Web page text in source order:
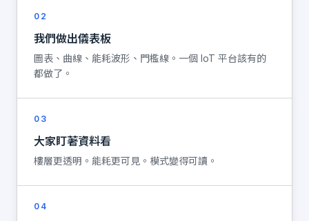
02
我們做出儀表板
圖表、曲線、能耗波形、門檻線。一個 IoT 平台該有的
都做了。
03
大家盯著資料看
樓層更透明。能耗更可見。模式變得可讀。
04